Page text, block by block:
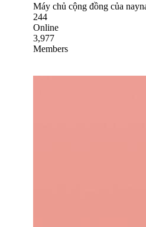
Máy chủ cộng đồng của
244
Online
3,977
Members